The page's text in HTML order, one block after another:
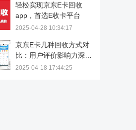
轻松实现京东E卡回收
app，首选E收卡平台
2025-04-28 10:34:17
京东E卡几种回收方式对
比：用户评价影响力深度
解析
2025-04-18 17:44:25